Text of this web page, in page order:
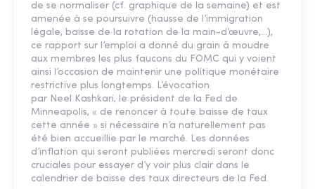
de se normaliser (cf. graphique de la semaine) et est
amenée à se poursuivre (hausse de l’immigration
légale, baisse de la rotation de la main-d’œuvre,…),
ce rapport sur l’emploi a donné du grain à moudre
aux membres les plus faucons du FOMC qui y voient
ainsi l’occasion de maintenir une politique monétaire
restrictive plus longtemps. L’évocation
par Neel Kashkari, le président de la Fed de
Minneapolis, « de renoncer à toute baisse de taux
cette année » si nécessaire n’a naturellement pas
été bien accueillie par le marché. Les données
d’inflation qui seront publiées mercredi seront donc
cruciales pour essayer d’y voir plus clair dans le
calendrier de baisse des taux directeurs de la Fed.